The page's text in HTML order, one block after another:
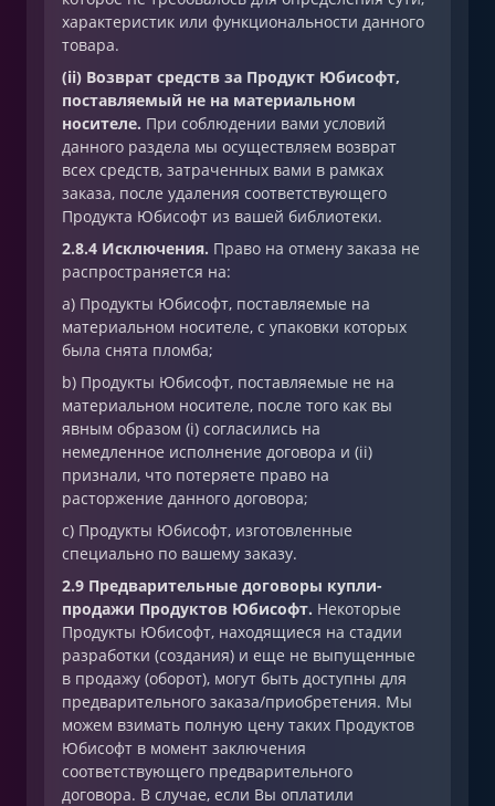
характеристик или функциональности данного
товара.
(ii) Возврат средств за Продукт Юбисофт,
поставляемый не на материальном
носителе. При соблюдении вами условий
данного раздела мы осуществляем возврат
всех средств, затраченных вами в рамках
заказа, после удаления соответствующего
Продукта Юбисофт из вашей библиотеки.
2.8.4 Исключения. Право на отмену заказа не
распространяется на:
a) Продукты Юбисофт, поставляемые на
материальном носителе, с упаковки которых
была снята пломба;
b) Продукты Юбисофт, поставляемые не на
материальном носителе, после того как вы
явным образом (i) согласились на
немедленное исполнение договора и (ii)
признали, что потеряете право на
расторжение данного договора;
c) Продукты Юбисофт, изготовленные
специально по вашему заказу.
2.9 Предварительные договоры купли-
продажи Продуктов Юбисофт. Некоторые
Продукты Юбисофт, находящиеся на стадии
разработки (создания) и еще не выпущенные
в продажу (оборот), могут быть доступны для
предварительного заказа/приобретения. Мы
можем взимать полную цену таких Продуктов
Юбисофт в момент заключения
соответствующего предварительного
договора. В случае, если Вы оплатили